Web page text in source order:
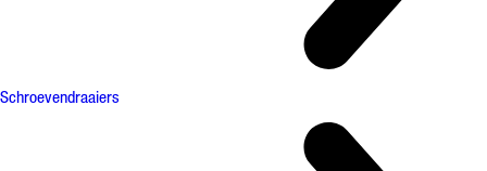
Schroevendraaiers